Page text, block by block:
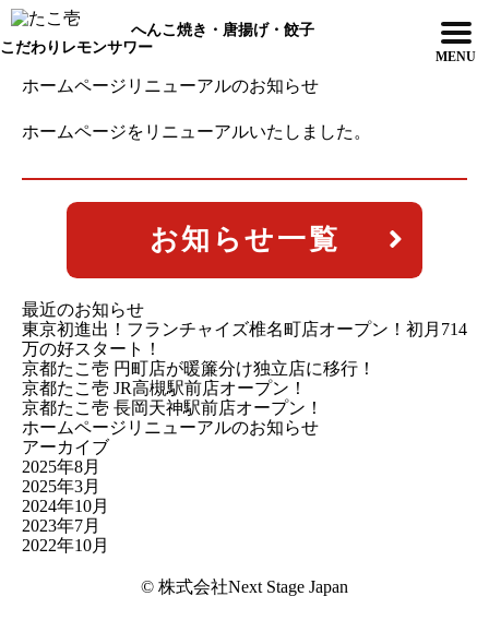
へんこ焼き・唐揚げ・餃子
こだわりレモンサワー
ホームページリニューアルのお知らせ
ホームページをリニューアルいたしました。
お知らせ一覧
最近のお知らせ
東京初進出！フランチャイズ椎名町店オープン！初月714
万の好スタート！
京都たこ壱 円町店が暖簾分け独立店に移行！
京都たこ壱 JR高槻駅前店オープン！
京都たこ壱 長岡天神駅前店オープン！
ホームページリニューアルのお知らせ
アーカイブ
2025年8月
2025年3月
2024年10月
2023年7月
2022年10月
© 株式会社Next Stage Japan